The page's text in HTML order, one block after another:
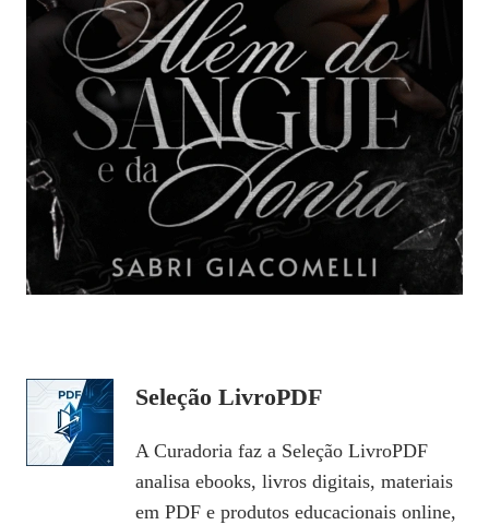
Seleção LivroPDF
A Curadoria faz a Seleção LivroPDF
analisa ebooks, livros digitais, materiais
em PDF e produtos educacionais online,